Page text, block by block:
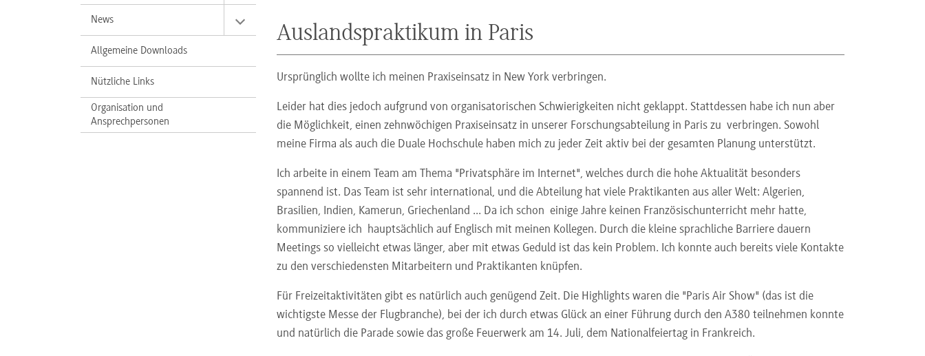
News
Allgemeine Downloads
Nützliche Links
Organisation und
Ansprechpersonen
Auslandspraktikum in Paris
Ursprünglich wollte ich meinen Praxiseinsatz in New York verbringen.
Leider hat dies jedoch aufgrund von organisatorischen Schwierigkeiten nicht geklappt. Stattdessen habe ich nun aber
die Möglichkeit, einen zehnwöchigen Praxiseinsatz in unserer Forschungsabteilung in Paris zu verbringen. Sowohl
meine Firma als auch die Duale Hochschule haben mich zu jeder Zeit aktiv bei der gesamten Planung unterstützt.
Ich arbeite in einem Team am Thema "Privatsphäre im Internet", welches durch die hohe Aktualität besonders
spannend ist. Das Team ist sehr international, und die Abteilung hat viele Praktikanten aus aller Welt: Algerien,
Brasilien, Indien, Kamerun, Griechenland ... Da ich schon einige Jahre keinen Französischunterricht mehr hatte,
kommuniziere ich hauptsächlich auf Englisch mit meinen Kollegen. Durch die kleine sprachliche Barriere dauern
Meetings so vielleicht etwas länger, aber mit etwas Geduld ist das kein Problem. Ich konnte auch bereits viele Kontakte
zu den verschiedensten Mitarbeitern und Praktikanten knüpfen.
Für Freizeitaktivitäten gibt es natürlich auch genügend Zeit. Die Highlights waren die "Paris Air Show" (das ist die
wichtigste Messe der Flugbranche), bei der ich durch etwas Glück an einer Führung durch den A380 teilnehmen konnte
und natürlich die Parade sowie das große Feuerwerk am 14. Juli, dem Nationalfeiertag in Frankreich.